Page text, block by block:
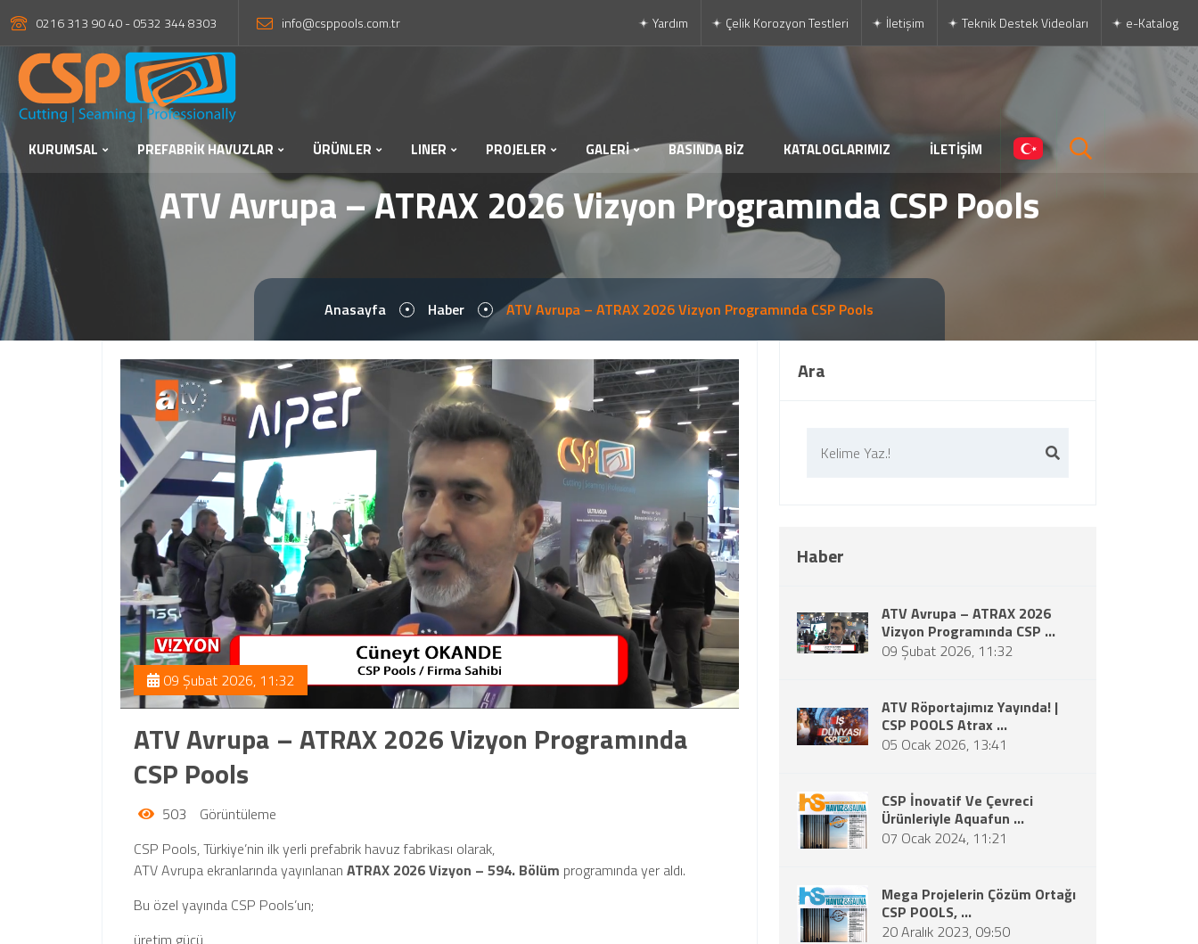
0216 313 90 40 - 0532 344 8303 info@csppools.com.tr Yardım Çelik Korozyon Testleri İletişim Teknik Destek Videoları e-Katalog
KURUMSAL PREFABRİK HAVUZLAR ÜRÜNLER LINER PROJELER GALERİ BASINDA BİZ KATALOGLARIMIZ İLETİŞİM
ATV Avrupa – ATRAX 2026 Vizyon Programında CSP Pools
Anasayfa Haber ATV Avrupa – ATRAX 2026 Vizyon Programında CSP Pools
09 Şubat 2026, 11:32
ATV Avrupa – ATRAX 2026 Vizyon Programında
CSP Pools
503
Görüntüleme
CSP Pools, Türkiye’nin ilk yerli prefabrik havuz fabrikası olarak,
ATV Avrupa ekranlarında yayınlanan ATRAX 2026 Vizyon – 594. Bölüm programında yer aldı.
Bu özel yayında CSP Pools’un;
üretim gücü,
Ara
Haber
ATV Avrupa – ATRAX 2026
Vizyon Programında CSP ...
09 Şubat 2026, 11:32
ATV Röportajımız Yayında! |
CSP POOLS Atrax ...
05 Ocak 2026, 13:41
CSP İnovatif Ve Çevreci
Ürünleriyle Aquafun ...
07 Ocak 2024, 11:21
Mega Projelerin Çözüm Ortağı
CSP POOLS, ...
20 Aralık 2023, 09:50